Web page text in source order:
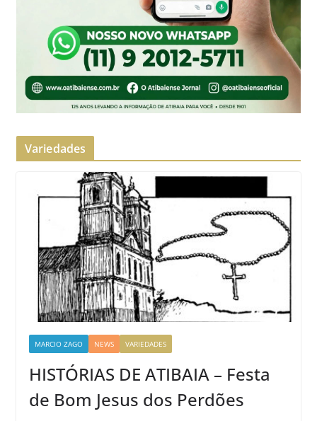
Variedades
MARCIO ZAGO NEWS VARIEDADES
HISTÓRIAS DE ATIBAIA – Festa
de Bom Jesus dos Perdões